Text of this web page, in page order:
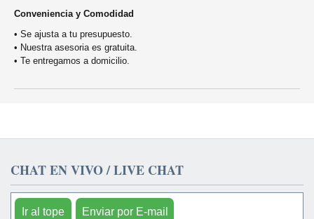
Conveniencia y Comodidad
• Se ajusta a tu presupuesto.
• Nuestra asesoria es gratuita.
• Te entregamos a domicilio.
CHAT EN VIVO / LIVE CHAT
Ir al tope Enviar por E-mail